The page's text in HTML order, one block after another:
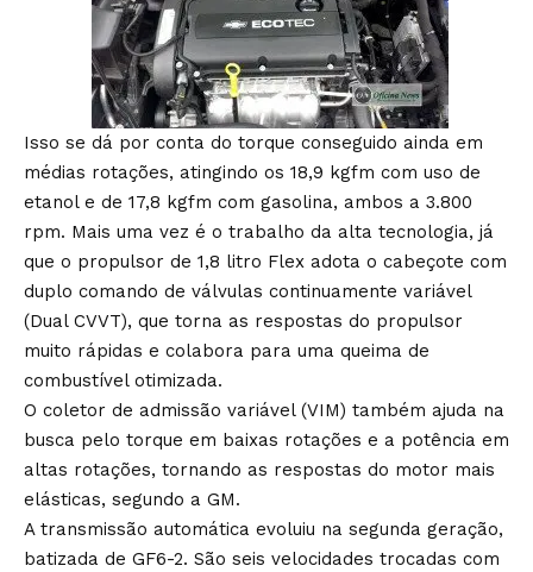
Isso se dá por conta do torque conseguido ainda em
médias rotações, atingindo os 18,9 kgfm com uso de
etanol e de 17,8 kgfm com gasolina, ambos a 3.800
rpm. Mais uma vez é o trabalho da alta tecnologia, já
que o propulsor de 1,8 litro Flex adota o cabeçote com
duplo comando de válvulas continuamente variável
(Dual CVVT), que torna as respostas do propulsor
muito rápidas e colabora para uma queima de
combustível otimizada.
O coletor de admissão variável (VIM) também ajuda na
busca pelo torque em baixas rotações e a potência em
altas rotações, tornando as respostas do motor mais
elásticas, segundo a GM.
A transmissão automática evoluiu na segunda geração,
batizada de GF6-2. São seis velocidades trocadas com